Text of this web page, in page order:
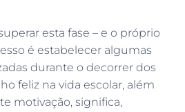
esta fase – e o próprio
é estabelecer algumas
durante o decorrer dos
feliz na vida escolar, além
motivação, significa,